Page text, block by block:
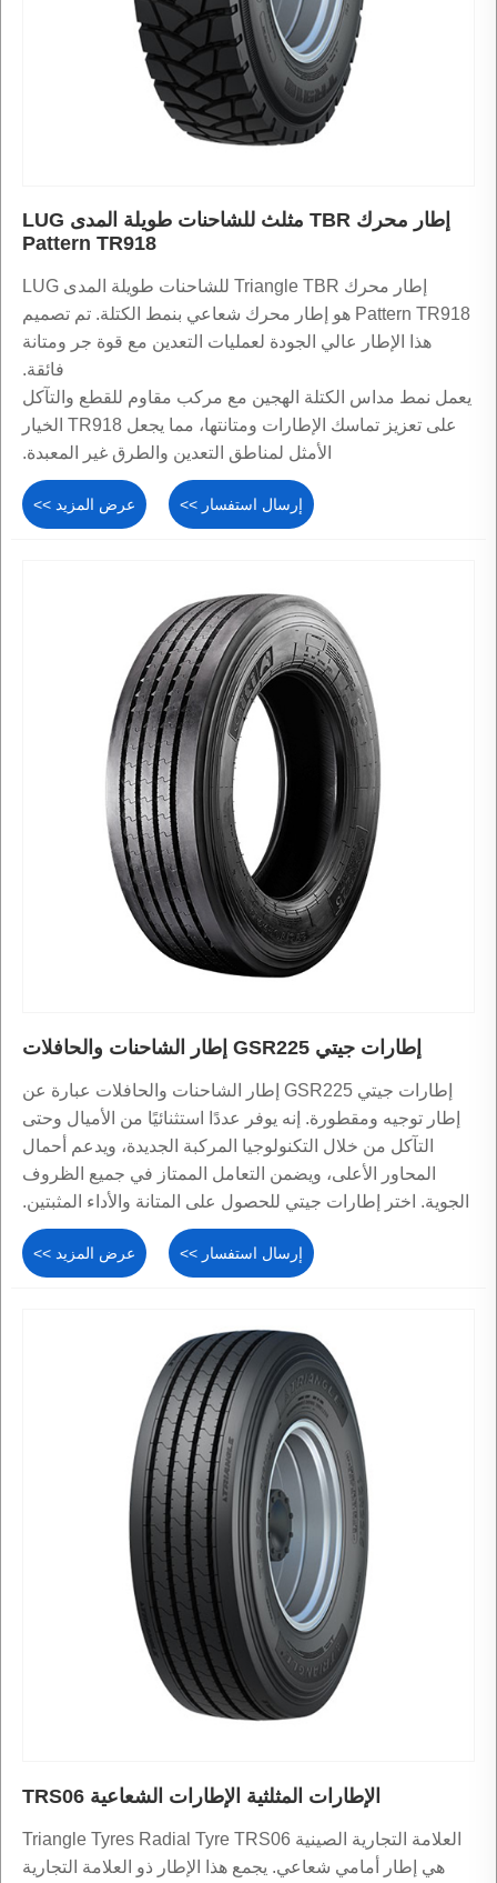
إطار محرك TBR مثلث للشاحنات طويلة المدى LUG
Pattern TR918
إطار محرك Triangle TBR للشاحنات طويلة المدى LUG
Pattern TR918 هو إطار محرك شعاعي بنمط الكتلة. تم تصميم
هذا الإطار عالي الجودة لعمليات التعدين مع قوة جر ومتانة
فائقة.
يعمل نمط مداس الكتلة الهجين مع مركب مقاوم للقطع والتآكل
على تعزيز تماسك الإطارات ومتانتها، مما يجعل TR918 الخيار
الأمثل لمناطق التعدين والطرق غير المعبدة.
عرض المزيد >> إرسال استفسار >>
إطارات جيتي GSR225 إطار الشاحنات والحافلات
إطارات جيتي GSR225 إطار الشاحنات والحافلات عبارة عن
إطار توجيه ومقطورة. إنه يوفر عددًا استثنائيًا من الأميال وحتى
التآكل من خلال التكنولوجيا المركبة الجديدة، ويدعم أحمال
المحاور الأعلى، ويضمن التعامل الممتاز في جميع الظروف
الجوية. اختر إطارات جيتي للحصول على المتانة والأداء المثبتين.
عرض المزيد >> إرسال استفسار >>
الإطارات المثلثية الإطارات الشعاعية TRS06
العلامة التجارية الصينية Triangle Tyres Radial Tyre TRS06
هي إطار أمامي شعاعي. يجمع هذا الإطار ذو العلامة التجارية